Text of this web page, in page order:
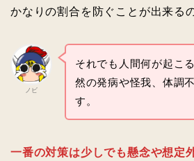
かなりの割合を防ぐことが出来る
ノビ
それでも人間何が起こ
然の発病や怪我、体調
す。
一番の対策は少しでも懸念や想定